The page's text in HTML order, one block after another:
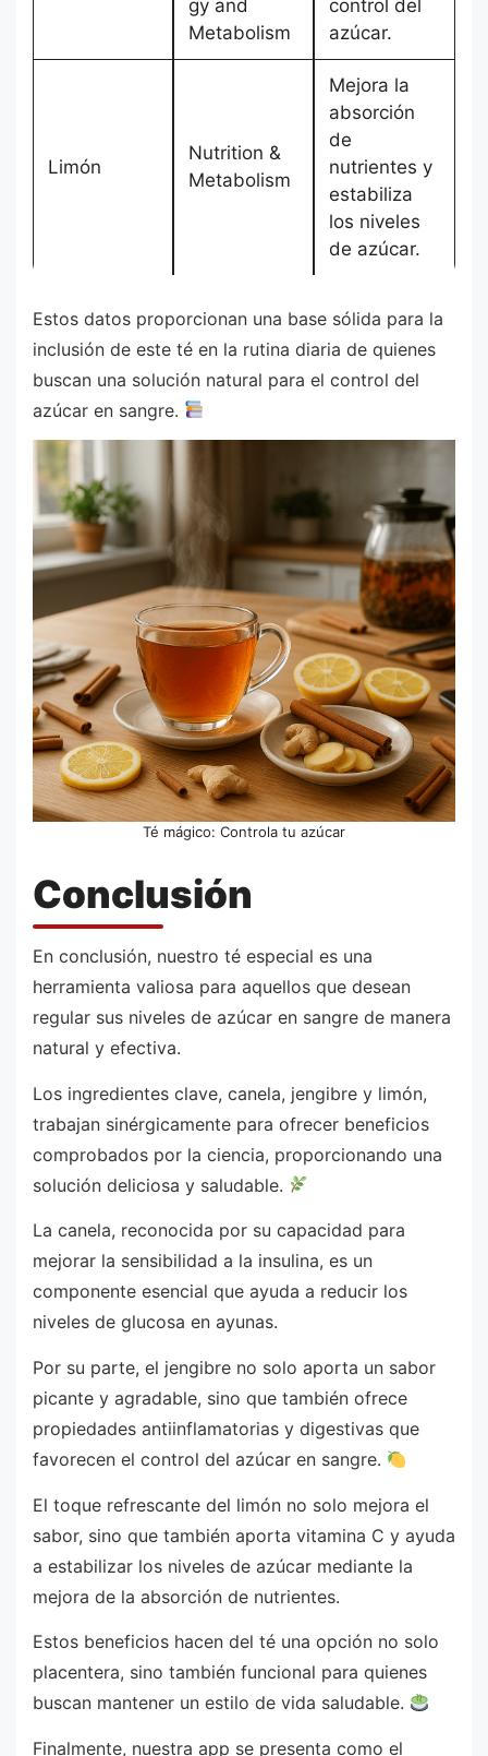
gy and
Metabolism
control del
azúcar.
Limón
Nutrition &
Metabolism
Mejora la
absorción
de
nutrientes y
estabiliza
los niveles
de azúcar.
Estos datos proporcionan una base sólida para la
inclusión de este té en la rutina diaria de quienes
buscan una solución natural para el control del
azúcar en sangre.
Té mágico: Controla tu azúcar
Conclusión
En conclusión, nuestro té especial es una
herramienta valiosa para aquellos que desean
regular sus niveles de azúcar en sangre de manera
natural y efectiva.
Los ingredientes clave, canela, jengibre y limón,
trabajan sinérgicamente para ofrecer beneficios
comprobados por la ciencia, proporcionando una
solución deliciosa y saludable.
La canela, reconocida por su capacidad para
mejorar la sensibilidad a la insulina, es un
componente esencial que ayuda a reducir los
niveles de glucosa en ayunas.
Por su parte, el jengibre no solo aporta un sabor
picante y agradable, sino que también ofrece
propiedades antiinflamatorias y digestivas que
favorecen el control del azúcar en sangre.
El toque refrescante del limón no solo mejora el
sabor, sino que también aporta vitamina C y ayuda
a estabilizar los niveles de azúcar mediante la
mejora de la absorción de nutrientes.
Estos beneficios hacen del té una opción no solo
placentera, sino también funcional para quienes
buscan mantener un estilo de vida saludable.
Finalmente, nuestra app se presenta como el